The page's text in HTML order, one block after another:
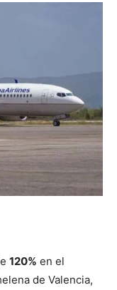
120% en el
de Valencia,